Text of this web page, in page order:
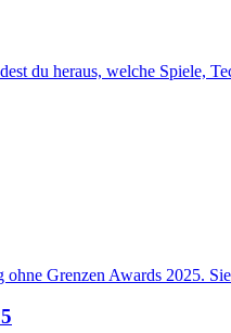
du heraus, welche Spiele,